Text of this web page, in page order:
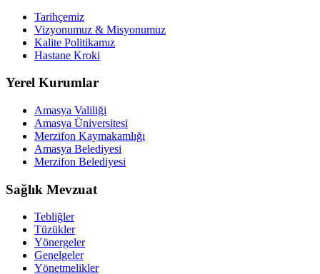
Tarihçemiz
Vizyonumuz & Misyonumuz
Kalite Politikamız
Hastane Kroki
Yerel Kurumlar
Amasya Valiliği
Amasya Üniversitesi
Merzifon Kaymakamlığı
Amasya Belediyesi
Merzifon Belediyesi
Sağlık Mevzuat
Tebliğler
Tüzükler
Yönergeler
Genelgeler
Yönetmelikler